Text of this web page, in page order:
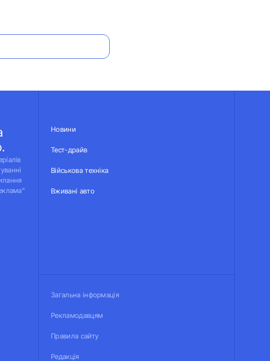
Новини
Тест-драйв
Військова техніка
Вживані авто
Загальна інформація
Рекламодавцям
Правила сайту
Редакція